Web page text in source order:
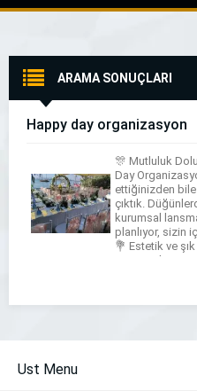
ARAMA SONUÇLARI
Happy day organizasyon
🎊 Mutluluk
Day
ettiğinizden bile
çıktık.
kurumsal
planlıyor, sizin
💐 Estetik ve
ses & sahne
Ust Menu